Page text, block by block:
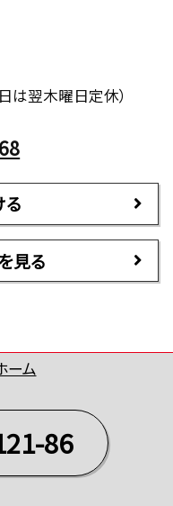
は翌木曜日定休）
る
見る
86